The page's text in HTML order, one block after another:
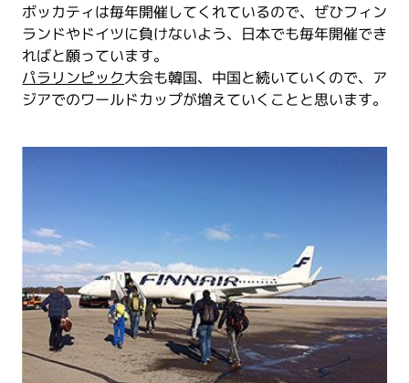
ボッカティは毎年開催してくれているので、ぜひフィン
ランドやドイツに負けないよう、日本でも毎年開催でき
ればと願っています。
パラリンピック大会も韓国、中国と続いていくので、ア
ジアでのワールドカップが増えていくことと思います。